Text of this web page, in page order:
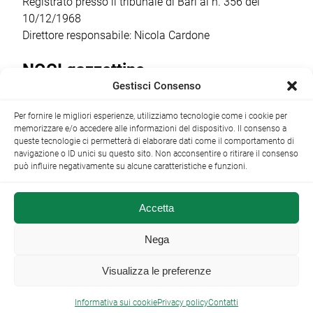
10/12/1968
Direttore responsabile: Nicola Cardone
NOCI gazzettino
+39 080 4979274|info@nocigazzettino.it Contatti|
Archivio
NOCI gazzettino.it ©2014 •
Gestisci Consenso
Per fornire le migliori esperienze, utilizziamo tecnologie come i cookie per
memorizzare e/o accedere alle informazioni del dispositivo. Il consenso a
queste tecnologie ci permetterà di elaborare dati come il comportamento di
navigazione o ID unici su questo sito. Non acconsentire o ritirare il consenso
può influire negativamente su alcune caratteristiche e funzioni.
Accetta
Nega
Visualizza le preferenze
Informativa sui cookiePrivacy policyContatti